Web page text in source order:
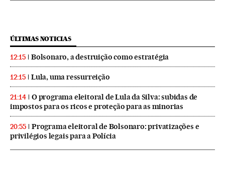
ÚLTIMAS NOTICIAS
12:15 Bolsonaro, a destruição como estratégia
12:15 Lula, uma ressurreição
21:14
O programa eleitoral de Lula da Silva: subidas de
impostos para os ricos e proteção para as minorias
20:55
Programa eleitoral de Bolsonaro: privatizações e
privilégios legais para a Polícia